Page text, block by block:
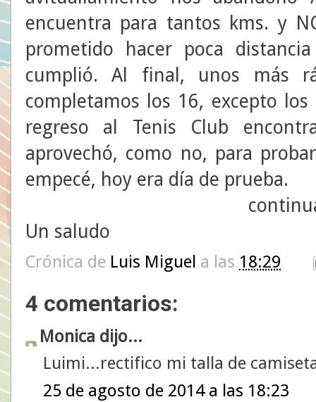
encuentra para tantos kms. y
prometido hacer poca
cumplió. Al final, unos más
completamos los 16, excepto
regreso al Tenis Club
aprovechó, como no, para
empecé, hoy era día de prueba.
Un saludo
Crónica de Luis Miguel a las 18:29
4 comentarios:
Monica dijo...
Luimi...rectifico mi talla de
25 de agosto de 2014 a las 18:23